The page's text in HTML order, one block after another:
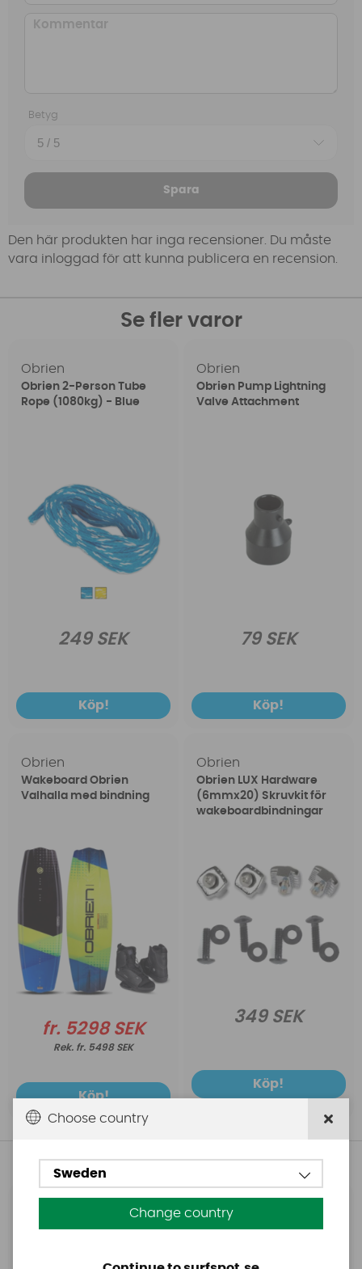
Betyg
Spara
Den här produkten har inga recensioner. Du måste
vara inloggad för att kunna publicera en recension.
Se fler varor
Obrien
Obrien 2-Person Tube
Rope (1080kg) - Blue
249 SEK
Köp!
Obrien
Obrien Pump Lightning
Valve Attachment
79 SEK
Köp!
Obrien
Wakeboard Obrien
Valhalla med bindning
fr. 5298 SEK
fr. 5498 SEK
Köp!
Obrien
Obrien LUX Hardware
(6mmx20) Skruvkit för
wakeboardbindningar
349 SEK
Köp!
Andra köpte även
Base Rechargeable
Aquasure
Aquasure FD
Choose country
Sweden
Change country